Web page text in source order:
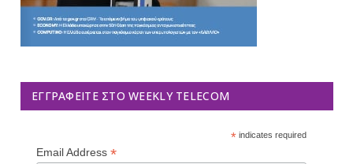
ΕΓΓΡΑΦΕΊΤΕ ΣΤΟ WEEKLY TELECOM
*indicates required
Email Address *